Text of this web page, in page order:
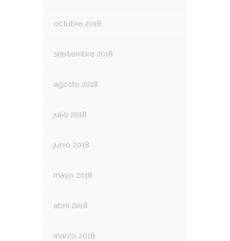
octubre 2018
septiembre 2018
agosto 2018
julio 2018
junio 2018
mayo 2018
abril 2018
marzo 2018